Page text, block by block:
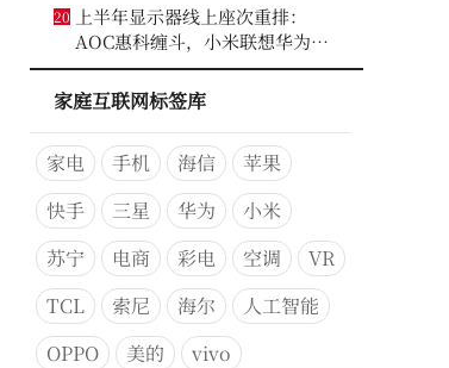
20
上半年显示器线上座次重排：
AOC惠科缠斗，小米联想华为进
前八
家庭互联网标签库
家电 手机 海信
苹果
快手
三星 华为
小米
苏宁
电商 彩电 空调
VR
TCL
索尼 海尔
人工智能
OPPO
美的
vivo